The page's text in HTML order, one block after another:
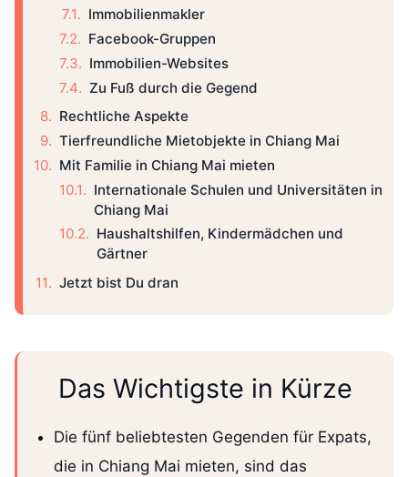
Immobilienmakler
Facebook-Gruppen
Immobilien-Websites
Zu Fuß durch die Gegend
Rechtliche Aspekte
Tierfreundliche Mietobjekte in Chiang Mai
Mit Familie in Chiang Mai mieten
Internationale Schulen und Universitäten in
Chiang Mai
Haushaltshilfen, Kindermädchen und
Gärtner
Jetzt bist Du dran
Das Wichtigste in Kürze
Die fünf beliebtesten Gegenden für Expats,
die in Chiang Mai mieten, sind das